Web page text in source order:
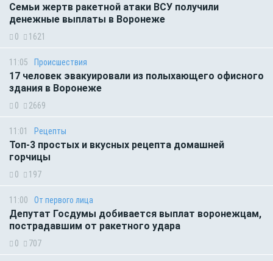
Семьи жертв ракетной атаки ВСУ получили
денежные выплаты в Воронеже
0 1621
11:05 Происшествия
17 человек эвакуировали из полыхающего офисного
здания в Воронеже
0 2669
11:01 Рецепты
Топ-3 простых и вкусных рецепта домашней
горчицы
0 197
11:00 От первого лица
Депутат Госдумы добивается выплат воронежцам,
пострадавшим от ракетного удара
0 707